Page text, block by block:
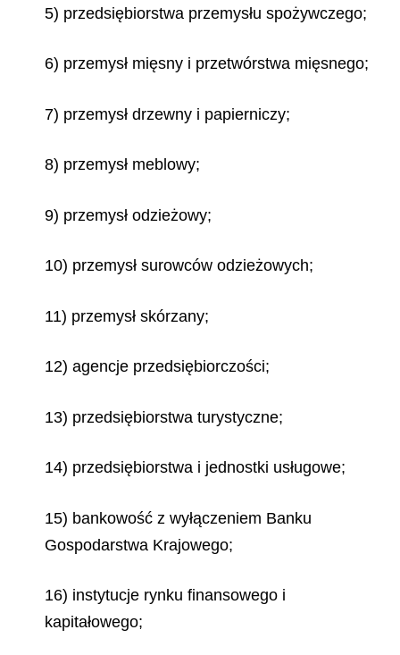
5) przedsiębiorstwa przemysłu spożywczego;
6) przemysł mięsny i przetwórstwa mięsnego;
7) przemysł drzewny i papierniczy;
8) przemysł meblowy;
9) przemysł odzieżowy;
10) przemysł surowców odzieżowych;
11) przemysł skórzany;
12) agencje przedsiębiorczości;
13) przedsiębiorstwa turystyczne;
14) przedsiębiorstwa i jednostki usługowe;
15) bankowość z wyłączeniem Banku
Gospodarstwa Krajowego;
16) instytucje rynku finansowego i
kapitałowego;